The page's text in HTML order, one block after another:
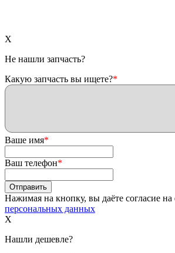
X
Не нашли запчасть?
Какую запчасть вы ищете?*
Ваше имя*
Ваш телефон*
Нажимая на кнопку, вы даёте согласие на
персональных данных
X
Нашли дешевле?